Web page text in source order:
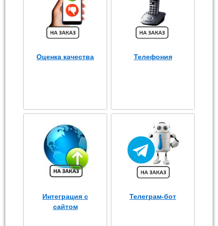
Оценка качества Телефония
Интеграция с
сайтом
Телеграм-бот